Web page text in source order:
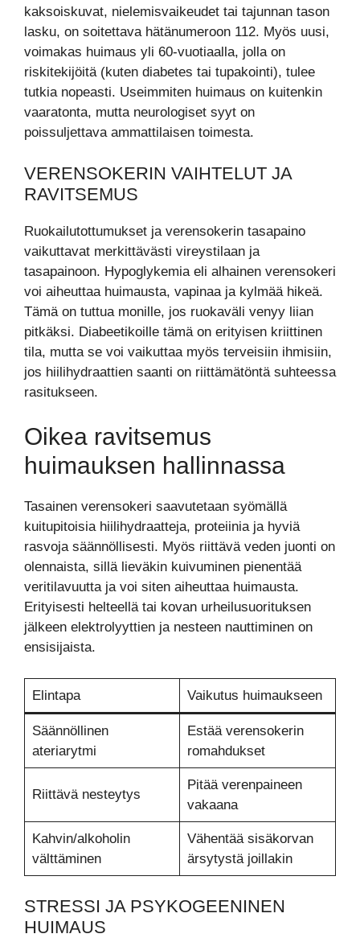
kaksoiskuvat, nielemisvaikeudet tai tajunnan tason
lasku, on soitettava hätänumeroon 112. Myös uusi,
voimakas huimaus yli 60-vuotiaalla, jolla on
riskitekijöitä (kuten diabetes tai tupakointi), tulee
tutkia nopeasti. Useimmiten huimaus on kuitenkin
vaaratonta, mutta neurologiset syyt on
poissuljettava ammattilaisen toimesta.
VERENSOKERIN VAIHTELUT JA
RAVITSEMUS
Ruokailutottumukset ja verensokerin tasapaino
vaikuttavat merkittävästi vireystilaan ja
tasapainoon. Hypoglykemia eli alhainen verensokeri
voi aiheuttaa huimausta, vapinaa ja kylmää hikeä.
Tämä on tuttua monille, jos ruokaväli venyy liian
pitkäksi. Diabeetikoille tämä on erityisen kriittinen
tila, mutta se voi vaikuttaa myös terveisiin ihmisiin,
jos hiilihydraattien saanti on riittämätöntä suhteessa
rasitukseen.
Oikea ravitsemus
huimauksen hallinnassa
Tasainen verensokeri saavutetaan syömällä
kuitupitoisia hiilihydraatteja, proteiinia ja hyviä
rasvoja säännöllisesti. Myös riittävä veden juonti on
olennaista, sillä lieväkin kuivuminen pienentää
veritilavuutta ja voi siten aiheuttaa huimausta.
Erityisesti helteellä tai kovan urheilusuorituksen
jälkeen elektrolyyttien ja nesteen nauttiminen on
ensisijaista.
Elintapa Vaikutus huimaukseen
Säännöllinen
ateriarytmi
Estää verensokerin
romahdukset
Riittävä nesteytys
Pitää verenpaineen
vakaana
Kahvin/alkoholin
välttäminen
Vähentää sisäkorvan
ärsytystä joillakin
STRESSI JA PSYKOGEENINEN
HUIMAUS